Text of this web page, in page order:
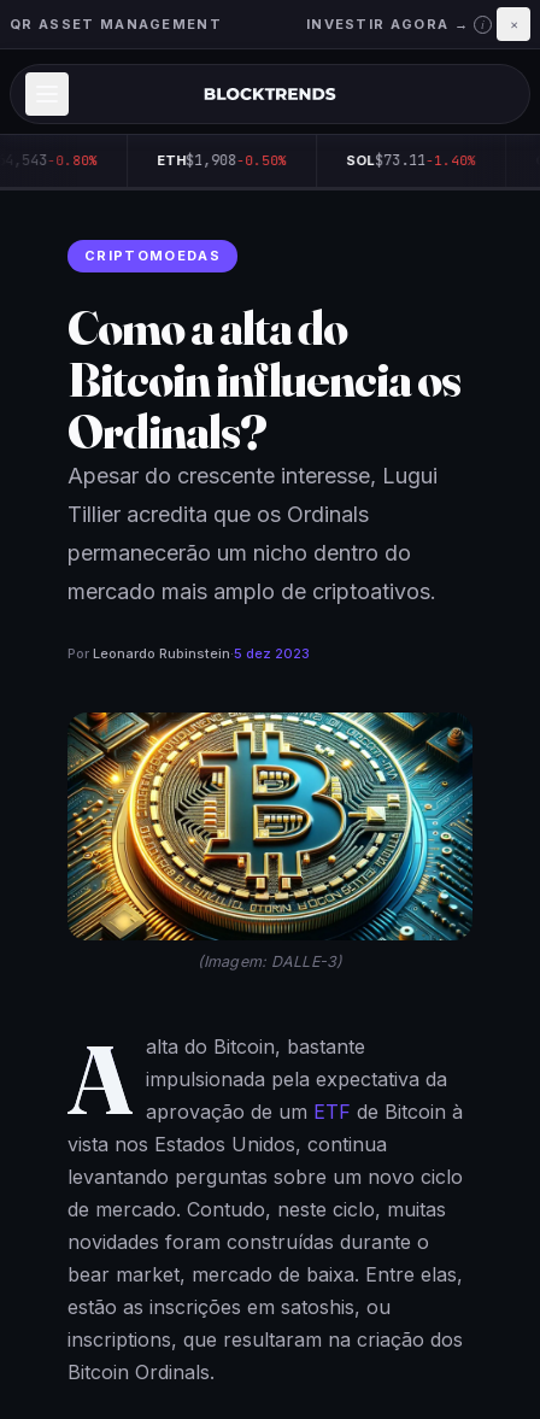
QR ASSET MANAGEMENT INVESTIR AGORA → i ×
-0.80% ETH$1,908-0.50% SOL$73.11-1.40%
CRIPTOMOEDAS
Como a alta do
Bitcoin influencia os
Ordinals?
Apesar do crescente interesse, Lugui
Tillier acredita que os Ordinals
permanecerão um nicho dentro do
mercado mais amplo de criptoativos.
Por Leonardo Rubinstein·5 dez 2023
(Imagem: DALLE-3)
A alta do Bitcoin, bastante
impulsionada pela expectativa da
aprovação de um ETF de Bitcoin à
vista nos Estados Unidos, continua
levantando perguntas sobre um novo ciclo
de mercado. Contudo, neste ciclo, muitas
novidades foram construídas durante o
bear market, mercado de baixa. Entre elas,
estão as inscrições em satoshis, ou
inscriptions, que resultaram na criação dos
Bitcoin Ordinals.